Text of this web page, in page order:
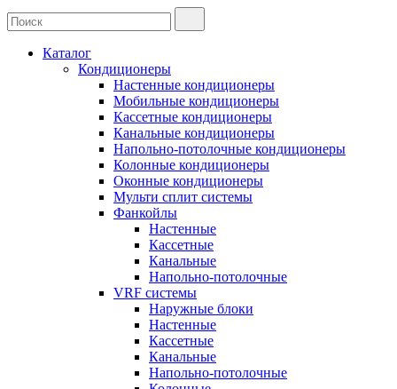
Каталог
Кондиционеры
Настенные кондиционеры
Мобильные кондиционеры
Кассетные кондиционеры
Канальные кондиционеры
Напольно-потолочные кондиционеры
Колонные кондиционеры
Оконные кондиционеры
Мульти сплит системы
Фанкойлы
Настенные
Кассетные
Канальные
Напольно-потолочные
VRF системы
Наружные блоки
Настенные
Кассетные
Канальные
Напольно-потолочные